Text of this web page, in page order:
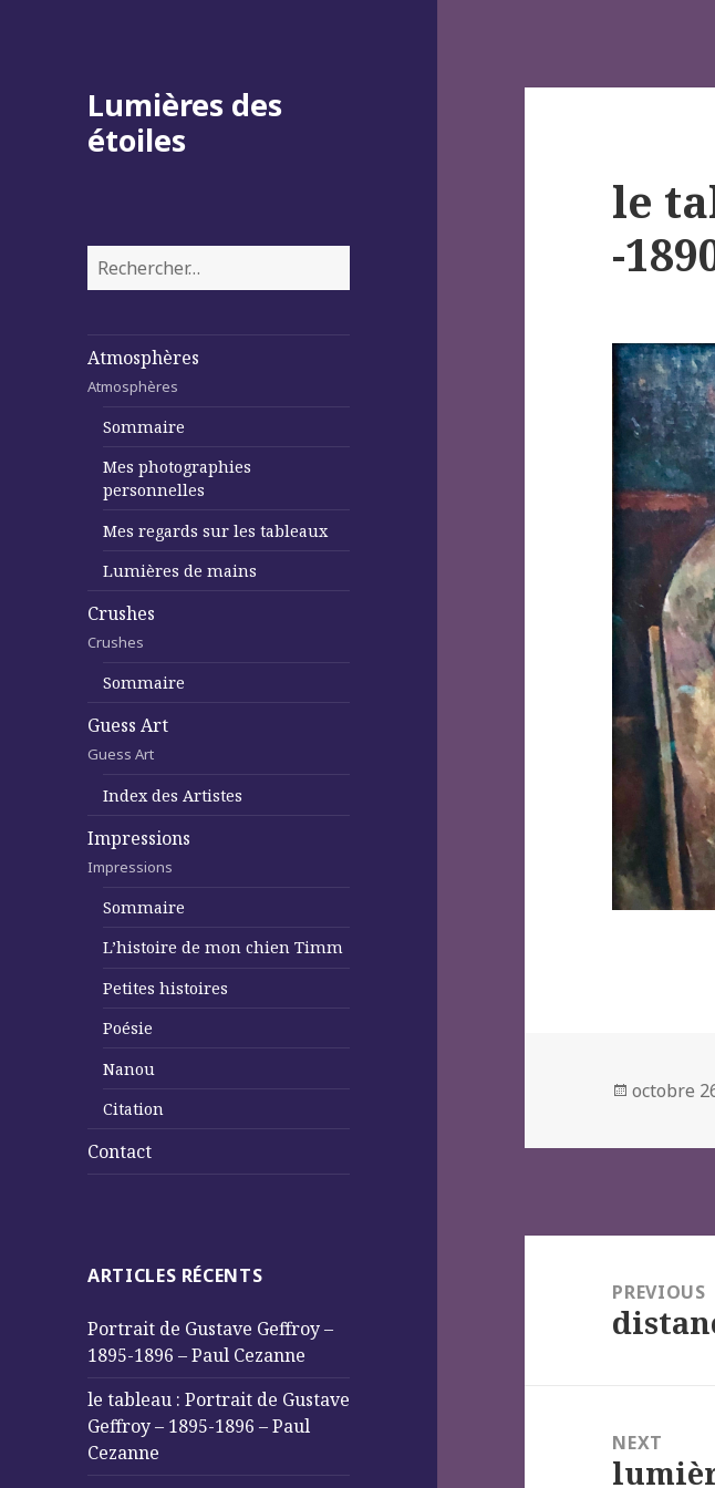
Lumières des
étoiles
Rechercher :
Atmosphères
Atmosphères
Sommaire
Mes photographies
personnelles
Mes regards sur les tableaux
Lumières de mains
Crushes
Crushes
Sommaire
Guess Art
Guess Art
Index des Artistes
Impressions
Impressions
Sommaire
L’histoire de mon chien Timm
Petites histoires
Poésie
Nanou
Citation
Contact
ARTICLES RÉCENTS
Portrait de Gustave Geffroy –
1895-1896 – Paul Cezanne
le tableau : Portrait de Gustave
Geffroy – 1895-1896 – Paul
Cezanne
le
-
Posted
octobre
l’article
PREVIOUS
Previous
NEXT
Next